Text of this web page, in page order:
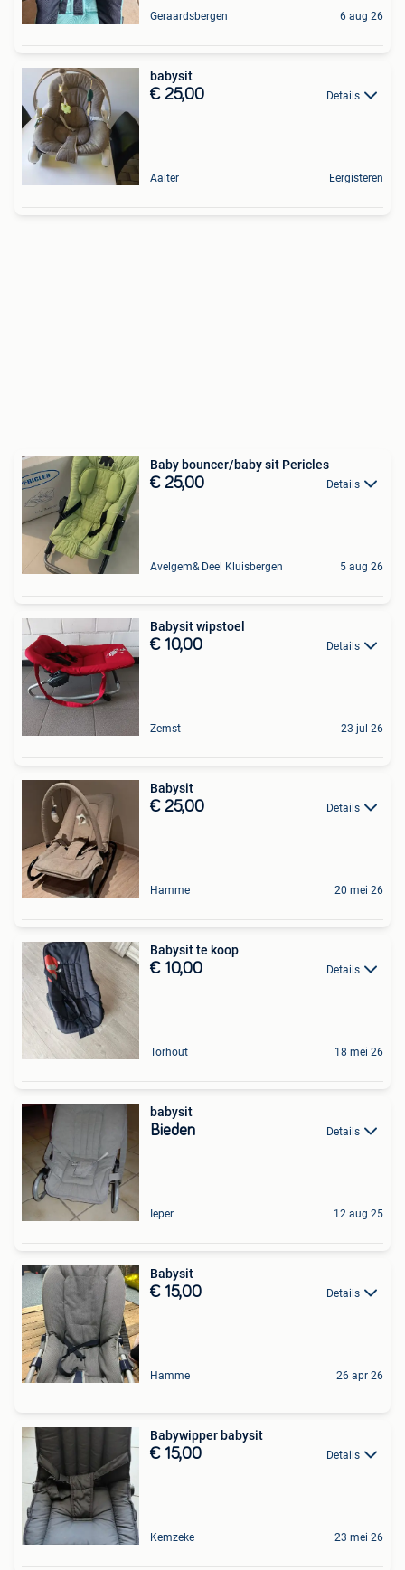
Geraardsbergen 6 aug 26
babysit
€ 25,00 Details
Aalter Eergisteren
Baby bouncer/baby sit Pericles
€ 25,00 Details
Avelgem& Deel Kluisbergen 5 aug 26
Babysit wipstoel
€ 10,00 Details
Zemst 23 jul 26
Babysit
€ 25,00 Details
Hamme 20 mei 26
Babysit te koop
€ 10,00 Details
Torhout 18 mei 26
babysit
Bieden Details
Ieper 12 aug 25
Babysit
€ 15,00 Details
Hamme 26 apr 26
Babywipper babysit
€ 15,00 Details
Kemzeke 23 mei 26